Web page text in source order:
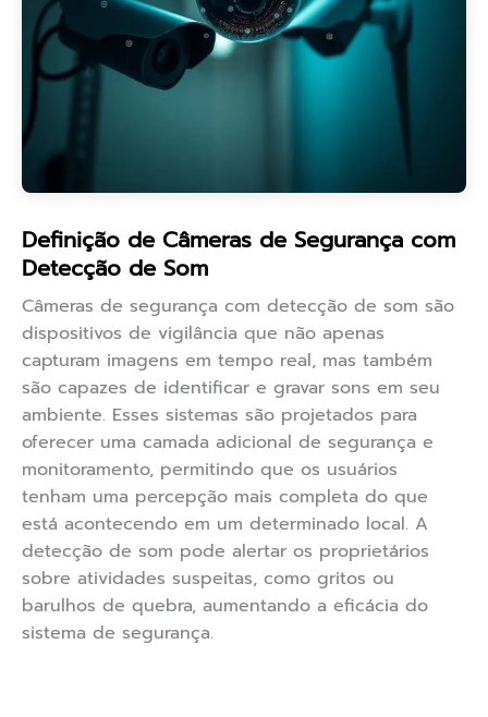
Definição de Câmeras de Segurança com
Detecção de Som
Câmeras de segurança com detecção de som são
dispositivos de vigilância que não apenas
capturam imagens em tempo real, mas também
são capazes de identificar e gravar sons em seu
ambiente. Esses sistemas são projetados para
oferecer uma camada adicional de segurança e
monitoramento, permitindo que os usuários
tenham uma percepção mais completa do que
está acontecendo em um determinado local. A
detecção de som pode alertar os proprietários
sobre atividades suspeitas, como gritos ou
barulhos de quebra, aumentando a eficácia do
sistema de segurança.